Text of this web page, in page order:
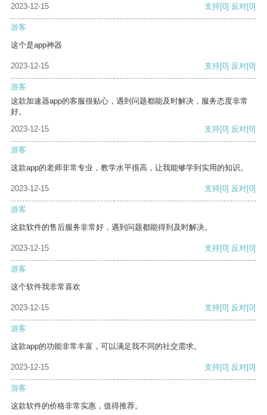
2023-12-15
支持[0] 反对[0]
游客
这个是app神器
2023-12-15 支持[0] 反对[0]
游客
这款加速器app的客服很贴心，遇到问题都能及时解决，服务态度非常
好。
2023-12-15
支持[0] 反对[0]
游客
这款app的老师非常专业，教学水平很高，让我能够学到实用的知识。
2023-12-15 支持[0] 反对[0]
游客
这款软件的售后服务非常好，遇到问题都能得到及时解决。
2023-12-15 支持[0] 反对[0]
游客
这个软件我非常喜欢
2023-12-15 支持[0] 反对[0]
游客
这款app的功能非常丰富，可以满足我不同的社交需求。
2023-12-15 支持[0] 反对[0]
游客
这款软件的价格非常实惠，值得推荐。